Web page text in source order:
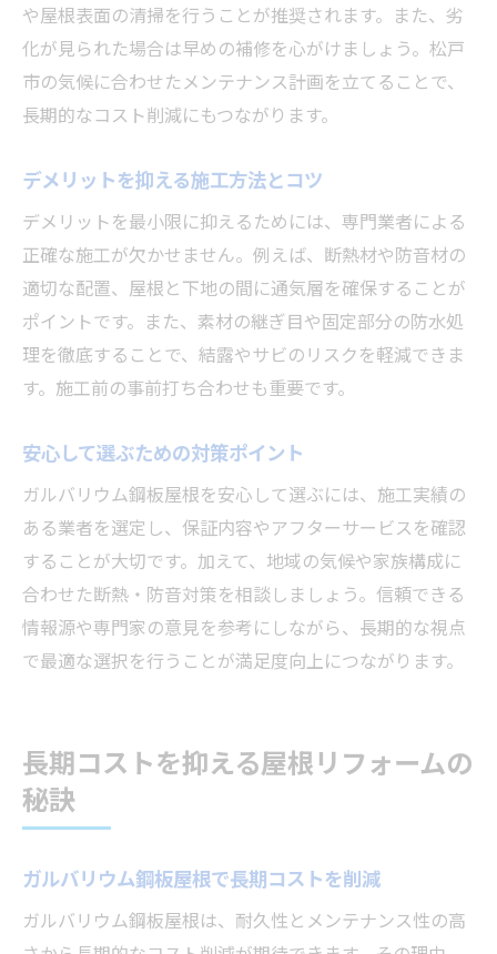
や屋根表面の清掃を行うことが推奨されます。また、劣
化が見られた場合は早めの補修を心がけましょう。松戸
市の気候に合わせたメンテナンス計画を立てることで、
長期的なコスト削減にもつながります。
デメリットを抑える施工方法とコツ
デメリットを最小限に抑えるためには、専門業者による
正確な施工が欠かせません。例えば、断熱材や防音材の
適切な配置、屋根と下地の間に通気層を確保することが
ポイントです。また、素材の継ぎ目や固定部分の防水処
理を徹底することで、結露やサビのリスクを軽減できま
す。施工前の事前打ち合わせも重要です。
安心して選ぶための対策ポイント
ガルバリウム鋼板屋根を安心して選ぶには、施工実績の
ある業者を選定し、保証内容やアフターサービスを確認
することが大切です。加えて、地域の気候や家族構成に
合わせた断熱・防音対策を相談しましょう。信頼できる
情報源や専門家の意見を参考にしながら、長期的な視点
で最適な選択を行うことが満足度向上につながります。
長期コストを抑える屋根リフォームの
秘訣
ガルバリウム鋼板屋根で長期コストを削減
ガルバリウム鋼板屋根は、耐久性とメンテナンス性の高